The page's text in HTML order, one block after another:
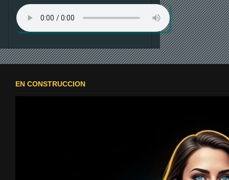
EN CONSTRUCCION